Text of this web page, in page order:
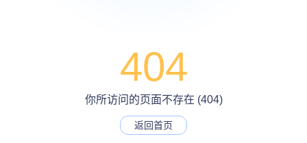
404
你所访问的页面不存在 (404)
返回首页